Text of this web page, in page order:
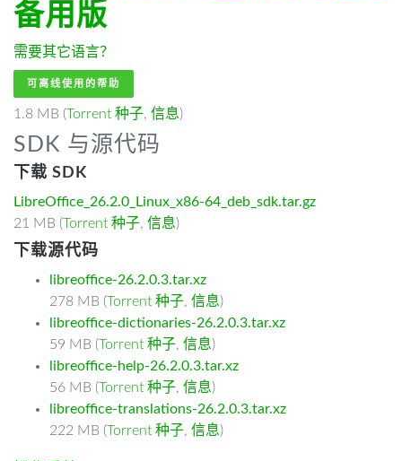
备用版
需要其它语言？
可离线使用的帮助
1.8 MB (Torrent 种子, 信息)
SDK 与源代码
下载 SDK
LibreOffice_26.2.0_Linux_x86-64_deb_sdk.tar.gz
21 MB (Torrent 种子, 信息)
下载源代码
libreoffice-26.2.0.3.tar.xz
278 MB (Torrent 种子, 信息)
libreoffice-dictionaries-26.2.0.3.tar.xz
59 MB (Torrent 种子, 信息)
libreoffice-help-26.2.0.3.tar.xz
56 MB (Torrent 种子, 信息)
libreoffice-translations-26.2.0.3.tar.xz
222 MB (Torrent 种子, 信息)